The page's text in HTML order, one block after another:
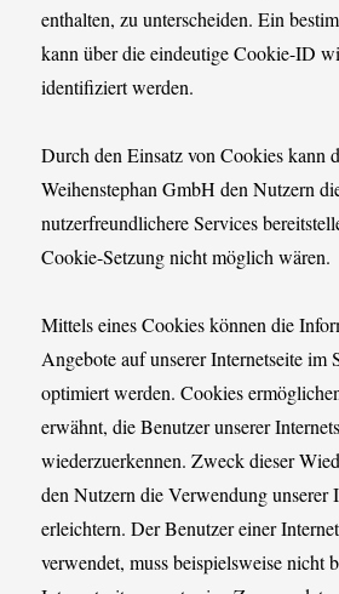
enthalten, zu unterscheiden. Ein
kann über die eindeutige Cookie-ID
identifiziert werden.
Durch den Einsatz von Cookies kann
Weihenstephan GmbH den Nutzern
nutzerfreundlichere Services
Cookie-Setzung nicht möglich wären.
Mittels eines Cookies können die
Angebote auf unserer Internetseite im
optimiert werden. Cookies
erwähnt, die Benutzer unserer
wiederzuerkennen. Zweck dieser
den Nutzern die Verwendung unserer
erleichtern. Der Benutzer einer
verwendet, muss beispielsweise nicht